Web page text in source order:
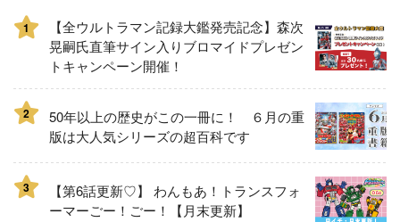
1
【全ウルトラマン記録大鑑発売記念】森次
晃嗣氏直筆サイン入りブロマイドプレゼン
トキャンペーン開催！
2
50年以上の歴史がこの一冊に！ ６月の重
版は大人気シリーズの超百科です
3
【第6話更新♡】 わんもあ！トランスフォ
ーマーごー！ごー！【月末更新】